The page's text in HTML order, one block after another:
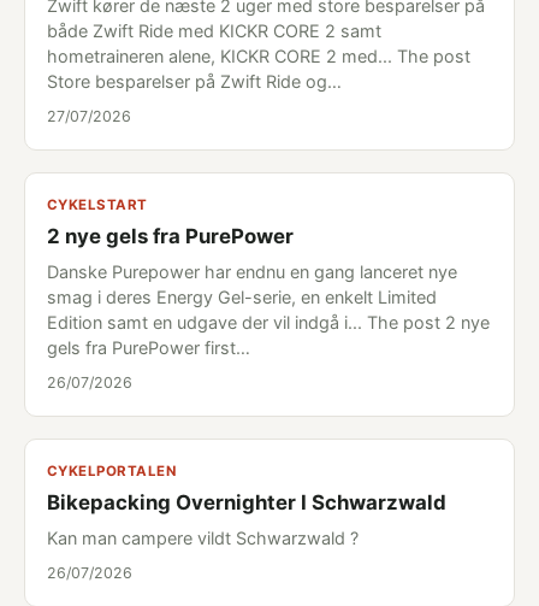
Zwift kører de næste 2 uger med store besparelser på
både Zwift Ride med KICKR CORE 2 samt
hometraineren alene, KICKR CORE 2 med... The post
Store besparelser på Zwift Ride og…
27/07/2026
CYKELSTART
2 nye gels fra PurePower
Danske Purepower har endnu en gang lanceret nye
smag i deres Energy Gel-serie, en enkelt Limited
Edition samt en udgave der vil indgå i... The post 2 nye
gels fra PurePower first…
26/07/2026
CYKELPORTALEN
Bikepacking Overnighter I Schwarzwald
Kan man campere vildt Schwarzwald ?
26/07/2026